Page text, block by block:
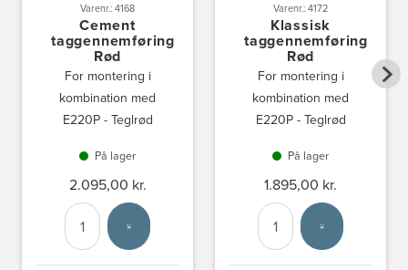
Varenr.: 4168
Cement
taggennemføring
Rød
For montering i
kombination med
E220P - Teglrød
På lager
2.095,00 kr.
Antal
Vælg enhed
Varenr.: 4172
Klassisk
taggennemføring
Rød
For montering i
kombination med
E220P - Teglrød
På lager
1.895,00 kr.
Antal
Vælg enhed